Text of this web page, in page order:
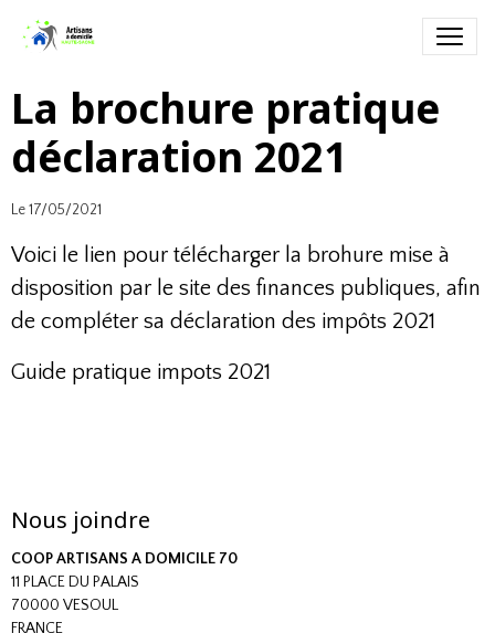
La brochure pratique
déclaration 2021
Le 17/05/2021
Voici le lien pour télécharger la brohure mise à
disposition par le site des finances publiques, afin
de compléter sa déclaration des impôts 2021
Guide pratique impots 2021
Nous joindre
COOP ARTISANS A DOMICILE 70
11 PLACE DU PALAIS
70000 VESOUL
FRANCE